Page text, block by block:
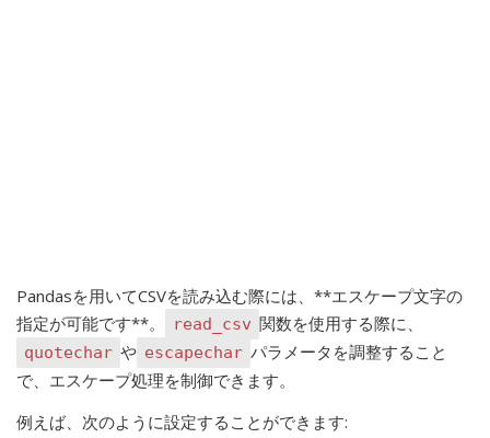
Pandasを用いてCSVを読み込む際には、**エスケープ文字の
指定が可能です**。
read_csv 関数を使用する際に、
quotechar や escapechar パラメータを調整すること
で、エスケープ処理を制御できます。
例えば、次のように設定することができます: